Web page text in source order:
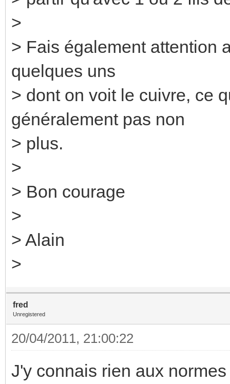
>
> Fais également attention
quelques uns
> dont on voit le cuivre, ce
généralement pas non
> plus.
>
> Bon courage
>
> Alain
>
fred
Unregistered
20/04/2011, 21:00:22
J'y connais rien aux